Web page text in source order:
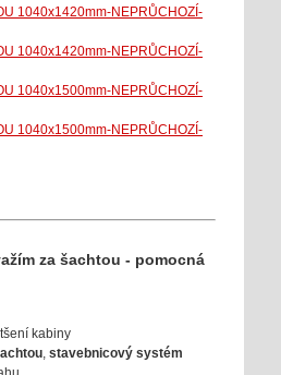
1040x1420mm-NEPRŮCHOZÍ-
1040x1420mm-NEPRŮCHOZÍ-
1040x1500mm-NEPRŮCHOZÍ-
1040x1500mm-NEPRŮCHOZÍ-
za šachtou - pomocná
kabiny
stavebnicový systém